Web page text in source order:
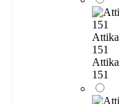
Attika
151
Attika
151